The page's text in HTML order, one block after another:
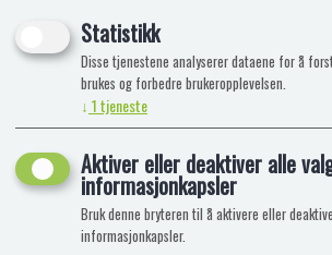
Statistikk
Disse tjenestene analyserer dataene for å
brukes og forbedre brukeropplevelsen.
↓ 1tjeneste
Aktiver eller deaktiver alle
informasjonkapsler
Bruk denne bryteren til å aktivere eller
informasjonkapsler.